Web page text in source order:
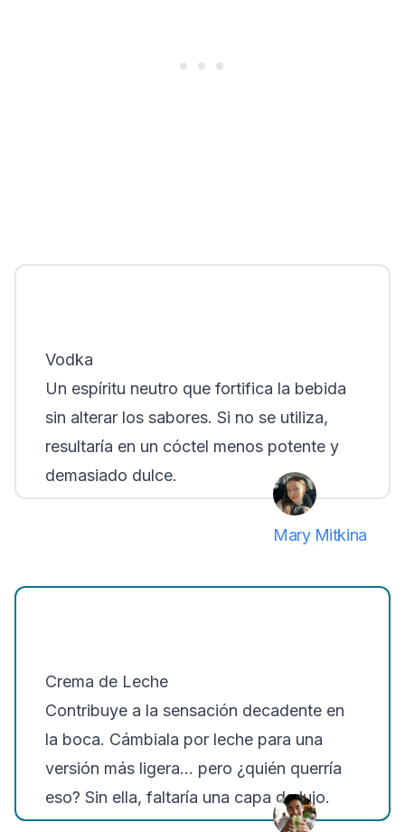
Vodka
Un espíritu neutro que fortifica la bebida
sin alterar los sabores. Si no se utiliza,
resultaría en un cóctel menos potente y
demasiado dulce.
Mary Mitkina
Crema de Leche
Contribuye a la sensación decadente en
la boca. Cámbiala por leche para una
versión más ligera... pero ¿quién querría
eso? Sin ella, faltaría una capa de lujo.